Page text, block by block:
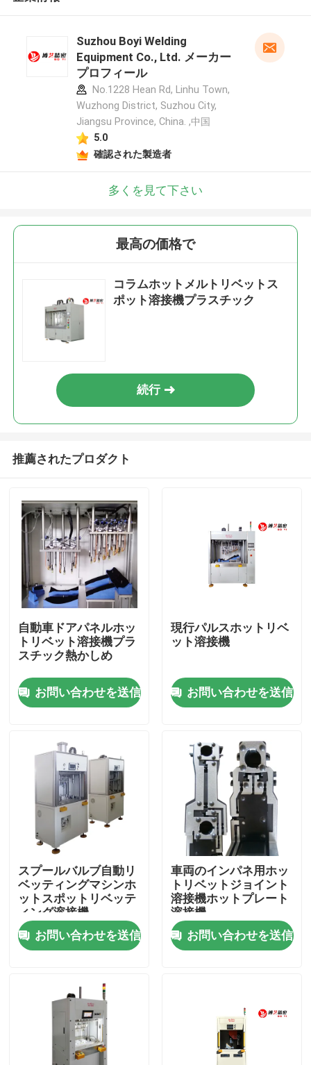
ホーム
製品
ビデオ
企業情報
会社案内
品質管理
お問い合わせ
熱い版の溶接機
プラスチックの熱板溶接
Suzhou Boyi Welding
Equipment Co., Ltd. メーカー
プロフィール
No.1228 Hean Rd, Linhu Town,
Wuzhong District, Suzhou City,
Jiangsu Province, China. ,中国
5.0
確認された製造者
多くを見て下さい
最高の価格で
コラムホットメルトリベットス
ポット溶接機プラスチック
続行
推薦されたプロダクト
自動車ドアパネルホッ
トリベット溶接機プラ
スチック熱かしめ
お問い合わせを送信
現行パルスホットリベ
ット溶接機
お問い合わせを送信
スプールバルブ自動リ
ベッティングマシンホ
ットスポットリベッテ
ィング溶接機
お問い合わせを送信
車両のインパネ用ホッ
トリベットジョイント
溶接機ホットプレート
溶接機
お問い合わせを送信